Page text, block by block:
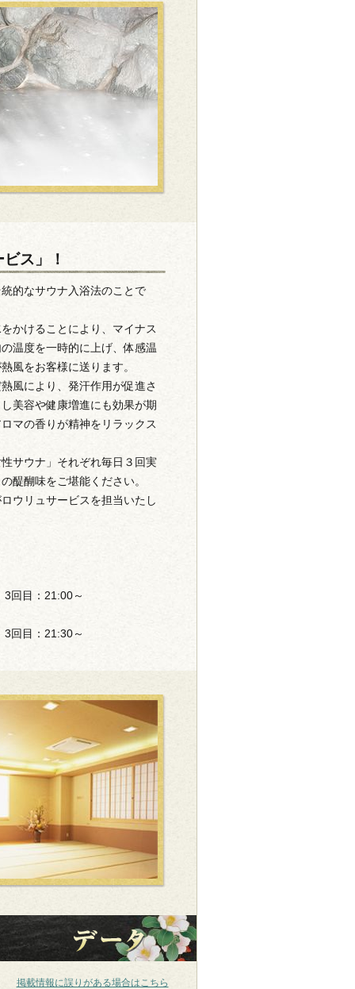
ス」！
的なサウナ入浴法のことで
かけることにより、マイナス
温度を一時的に上げ、体感温
風をお客様に送ります。
風により、発汗作用が促進さ
美容や健康増進にも効果が期
マの香りが精神をリラックス
サウナ」それぞれ毎日３回実
醍醐味をご堪能ください。
ウリュサービスを担当いたし
回目：21:00～
回目：21:30～
掲載情報に誤りがある場合はこちら